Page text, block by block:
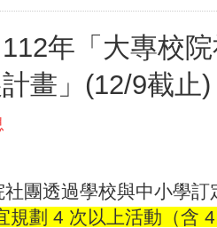
112年「大專校
畫」(12/9截止)
社團透過學校與中小學
規劃 4 次以上活動（含